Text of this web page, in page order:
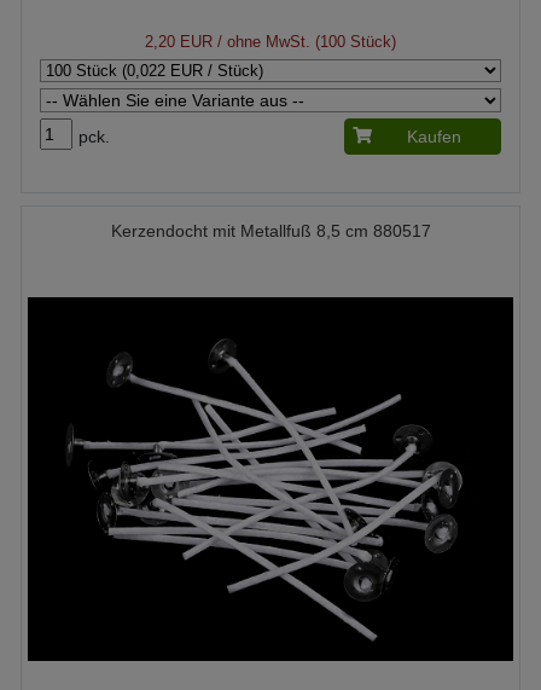
2,20 EUR / ohne MwSt. (100 Stück)
pck. Kaufen
Kerzendocht mit Metallfuß 8,5 cm 880517